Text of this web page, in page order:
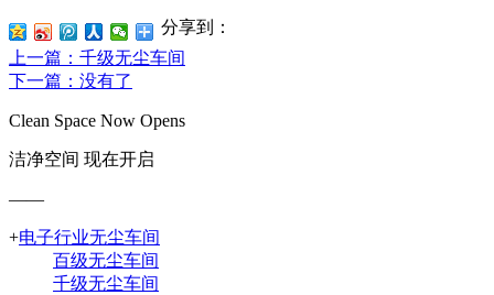
分享到：
上一篇 ：千级无尘车间
下一篇 ：没有了
Clean Space Now Opens
洁净空间 现在开启
——
+电子行业无尘车间
百级无尘车间
千级无尘车间